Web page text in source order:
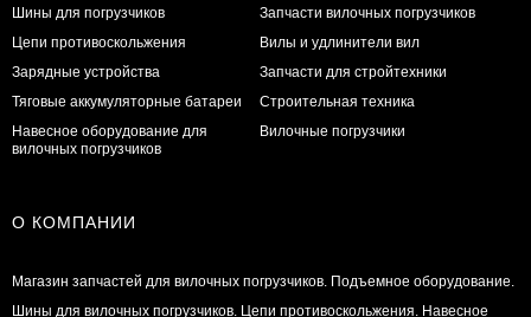
Шины для погрузчиков
Цепи противоскольжения
Зарядные устройства
Тяговые аккумуляторные батареи
Навесное оборудование для
вилочных погрузчиков
Запчасти вилочных погрузчиков
Вилы и удлинители вил
Запчасти для стройтехники
Строительная техника
Вилочные погрузчики
О КОМПАНИИ
Магазин запчастей для вилочных погрузчиков. Подъемное оборудование.
Шины для вилочных погрузчиков. Цепи противоскольжения. Навесное